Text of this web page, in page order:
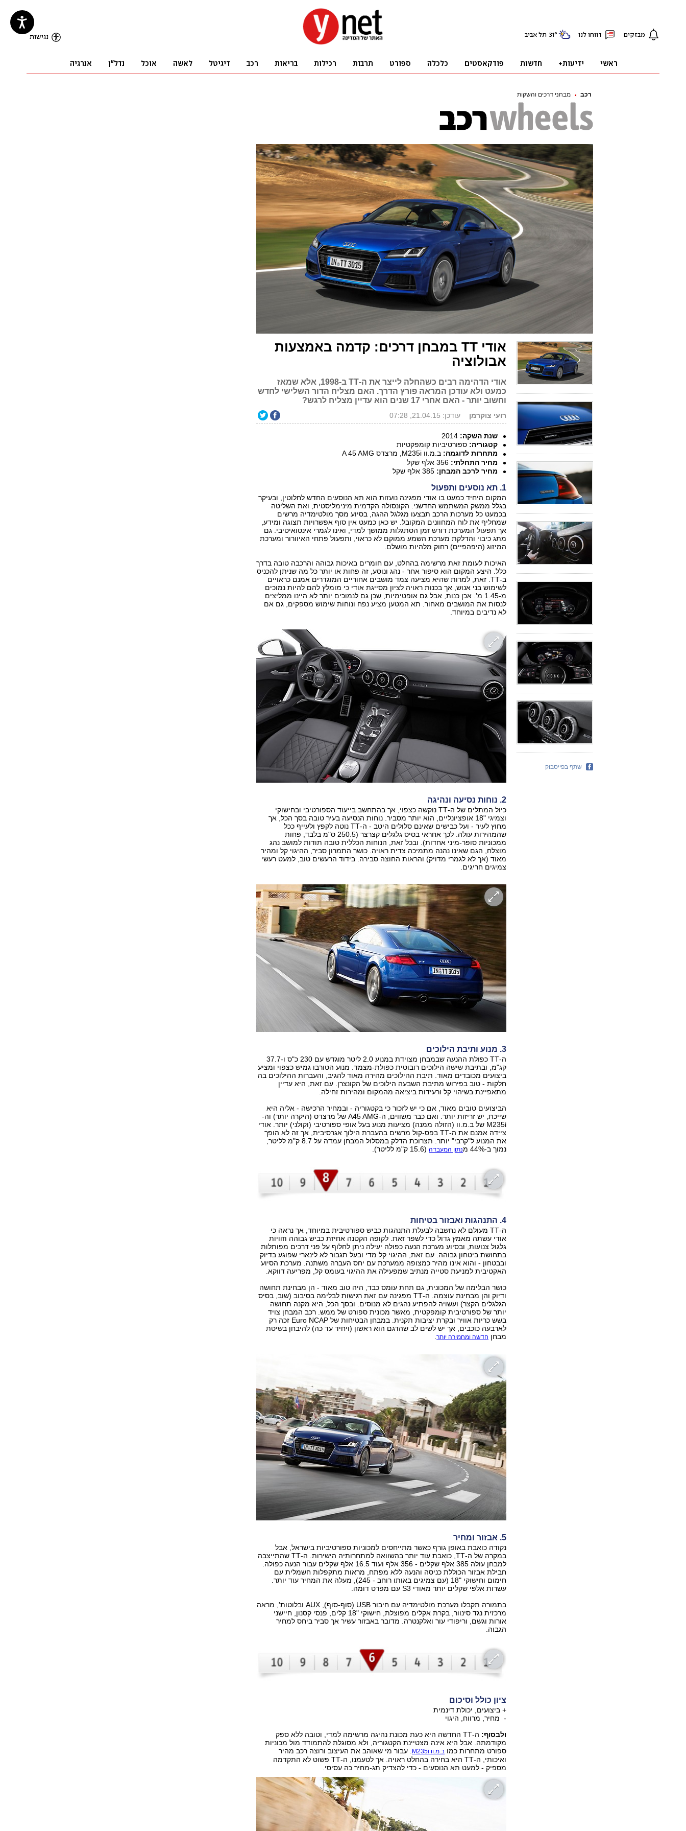
רכב מבחני דרכים והשקות
אודי TT במבחן דרכים: קדמה באמצעות
אבולוציה
אודי הדהימה רבים כשהחלה לייצר את ה-TT ב-1998, אלא שמאז
כמעט ולא עודכן המראה פורץ הדרך. האם מצליח הדור השלישי לחדש
וחשוב יותר - האם אחרי 17 שנים הוא עדיין מצליח לרגש?
רועי צוקרמן עודכן: 21.04.15, 07:28
שנת השקה:
קטגוריה: ספורטיביות קומפקטיות
מתחרות לדוגמה: ב.מ.וו M235i, מרצדס A 45 AMG
מחיר התחלתי:
מחיר לרכב המבחן:
1. תא נוסעים ותפעול
המקום היחיד כמעט בו אודי מפגינה נועזות הוא תא הנוסעים החדש לחלוטין, ובעיקר
בגלל ממשק המשתמש החדשני. הקונסולה הקדמית מינימליסטית, ואת השליטה
בכמעט כל מערכות הרכב תבצעו מגלגל ההגה, בסיוע מסך מולטימדיה מרשים
שמחליף את לוח המחוונים המקובל. יש כאן כמעט אין סוף אפשרויות תצוגה ומידע,
אך תפעול המערכת דורש זמן הסתגלות ממושך למדי, ואינו לגמרי אינטואיטיבי. גם
מתג כיבוי והדלקת מערכת השמע ממוקם לא כראוי, ותפעול פתחי האיוורור ומערכת
המיזוג (היפהפיים) רחוק מלהיות מושלם.
האיכות לעומת זאת מרשימה בהחלט, עם חומרים באיכות גבוהה והרכבה טובה בדרך
כלל. היצע המקום הוא סיפור אחר - נהג ונוסע, זה פחות או יותר כל מה שניתן להכניס
ב-TT. זאת, למרות שהיא מציעה צמד מושבים אחוריים המוגדרים אמנם כראויים
לשימוש בני אנוש, אך בכנות ראויה לציון מסייגת אודי כי מומלץ להם להיות נמוכים
מ-1.45 מ'. אכן כנות, אבל גם אופטימיות, שכן גם לנמוכים יותר לא היינו ממליצים
לנסות את המושבים מאחור. תא המטען מציע נפח ונוחות שימוש מספקים, גם אם
לא נדיבים במיוחד.
2. נוחות נסיעה ונהיגה
כיול המתלים של ה-TT נוקשה כצפוי, אך בהתחשב בייעוד הספורטיבי ובחישוקי
וצמיגי "18 אופציונליים, הוא יותר מסביר. נוחות הנסיעה בעיר טובה בסך הכל, אך
מחוץ לעיר - ועל כבישים שאינם סלולים היטב - ה-TT נוטה לקפץ ולעייף ככל
שהמהירות עולה. לכך אחראי בסיס גלגלים קצרצר (250.5 ס"מ בלבד, פחות
ממכוניות סופר-מיני אחדות). ובכל זאת, הנוחות הכללית טובה תודות למושב נהג
מוצלח, הגם שאינו נהנה מתמיכה צדית ראויה. כושר התמרון סביר, ההיגוי קל ומהיר
מאוד (אך לא לגמרי מדויק) והראות החוצה סבירה. בידוד הרעשים טוב, למעט רעשי
צמיגים חריגים.
3. מנוע ותיבת הילוכים
ה-TT כפולת ההנעה שבמבחן מצוידת במנוע 2.0 ליטר מוגדש עם 230 כ"ס ו-37.7
קג"מ, ובתיבת שישה הילוכים רובוטית כפולת-מצמד. מנוע הטורבו גמיש כצפוי ומציע
ביצועים מכובדים מאוד. תיבת ההילוכים מהירה מאוד להגיב, והעברות ההילוכים בה
חלקות - טוב בפירוש מתיבת השבעה הילוכים של הקונצרן. עם זאת, היא עדיין
מתאפיינת בשיהוי קל ורעידות ביציאה מהמקום ומהירות זחילה.
הביצועים טובים מאוד, אם כי יש לזכור כי בקטגוריה - ובמחיר הרכישה - אליה היא
שייכת, יש זריזות יותר. ואם כבר משווים, ה-A45 AMG של מרצדס (היקרה יותר) וה-
M235i של ב.מ.וו (הזולה ממנה) מציעות מנוע בעל אופי ספורטיבי (וקולני) יותר. אודי
ציידה אמנם את ה-TT בפס-קול מרשים בהעברת הילוך אגרסיבית, אך זה לא הופך
את המנוע ל"קרבי" יותר. תצרוכת הדלק במסלול המבחן עמדה על 8.7 ק"מ לליטר,
נמוך ב-44% מ
נתון המעבדה(15.6 ק"מ לליטר).
4. התנהגות ואבזור בטיחות
ה-TT מעולם לא נחשבה לבעלת התנהגות כביש ספורטיבית במיוחד, אך נראה כי
אודי עשתה מאמץ גדול כדי לשפר זאת. לקופה הקטנה אחיזת כביש גבוהה וזוויות
גלגול צנועות, ובסיוע מערכת הנעה כפולה יעילה ניתן לחלוף על פני דרכים מפותלות
בתחושת ביטחון גבוהה. עם זאת, ההיגוי קל מדי ובעל תגבור לא לינארי שפוגע בדיוק
ובבטחון - והוא אינו מהיר כמצופה ממערכת עם יחס העברה משתנה. מערכת הסיוע
האקטיבית למניעת סטייה מנתיב שמפעילה את ההיגוי בעומס קל, מפריעה דווקא.
כושר הבלימה של המכונית, גם תחת עומס כבד, היה טוב מאוד - הן מבחינת תחושה
ודיוק והן מבחינת עוצמה. ה-TT מפגינה עם זאת רגישות לבלימה בסיבוב (שוב, בסיס
הגלגלים הקצר) ועשויה להפתיע נהגים לא מנוסים. ובסך הכל, היא מקנה תחושה
יותר של ספורטיבית קומפקטית, מאשר מכונית ספורט של ממש. רכב המבחן צויד
בשש כריות אוויר ובקרת יציבות תקנית. במבחן הבטיחות של Euro NCAP זכה רק
לארבעה כוכבים, אך יש לשים לב שהדגם הוא ראשון (ויחיד עד כה) להיבחן בשיטת
מבחן חדשה ומחמירה יותר.
5. אבזור ומחיר
נקודה כואבת באופן גורף כאשר מתייחסים למכוניות ספורטיביות בישראל, אבל
במקרה של ה-TT, כואבת עוד יותר בהשוואה למתחרותיה הישירות. ה-TT שהתייצבה
למבחן עולה 385 אלף שקלים - 356 אלף ועוד 16.5 אלף שקלים עבור הנעה כפולה.
חבילת אבזור הכוללת כניסה והנעה ללא מפתח, מראות מתקפלות חשמלית עם
חימום וחישוקי "18 (עם צמיגים באותו רוחב - 245), מעלה את המחיר עוד יותר.
עשרות אלפי שקלים יותר מאודי S3 עם מפרט דומה.
בתמורה תקבלו מערכת מולטימדיה עם חיבור USB (סוף-סוף), AUX ובלוטות', מראה
מרכזית נגד סינוור, בקרת אקלים מפוצלת, חישוקי "18 קלים, פנסי קסנון, חיישני
אורות וגשם, וריפודי עור ואלקנטרה. מדובר באבזור עשיר אך סביר ביחס למחיר
הגבוה.
ציון כולל וסיכום
+ ביצועים, יכולת דינמית
- מחיר, מרווח, היגוי
ולבסוף:
ה-TT החדשה היא כעת מכונת נהיגה מרשימה למדי, וטובה ללא ספק
מקודמתה. אבל היא אינה מצטיינת הקטגוריה, ולא מסוגלת להתמודד מול מכוניות
ספורט מתחרות כמו ב.מ.וו M235i
. עבור מי שאוהב את העיצוב ורוצה רכב מהיר
ואיכותי, ה-TT היא בחירה בהחלט ראויה. אך לטעמנו, ה-TT פשוט לא התקדמה
מספיק - למעט תא הנוסעים - כדי להצדיק תג-מחיר כה עסיסי.
שתף בפייסבוק